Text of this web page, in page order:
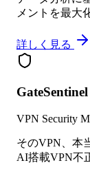
メントを最大
詳しく見る
VPN Security
そのVPN、本
AI搭載VPN不